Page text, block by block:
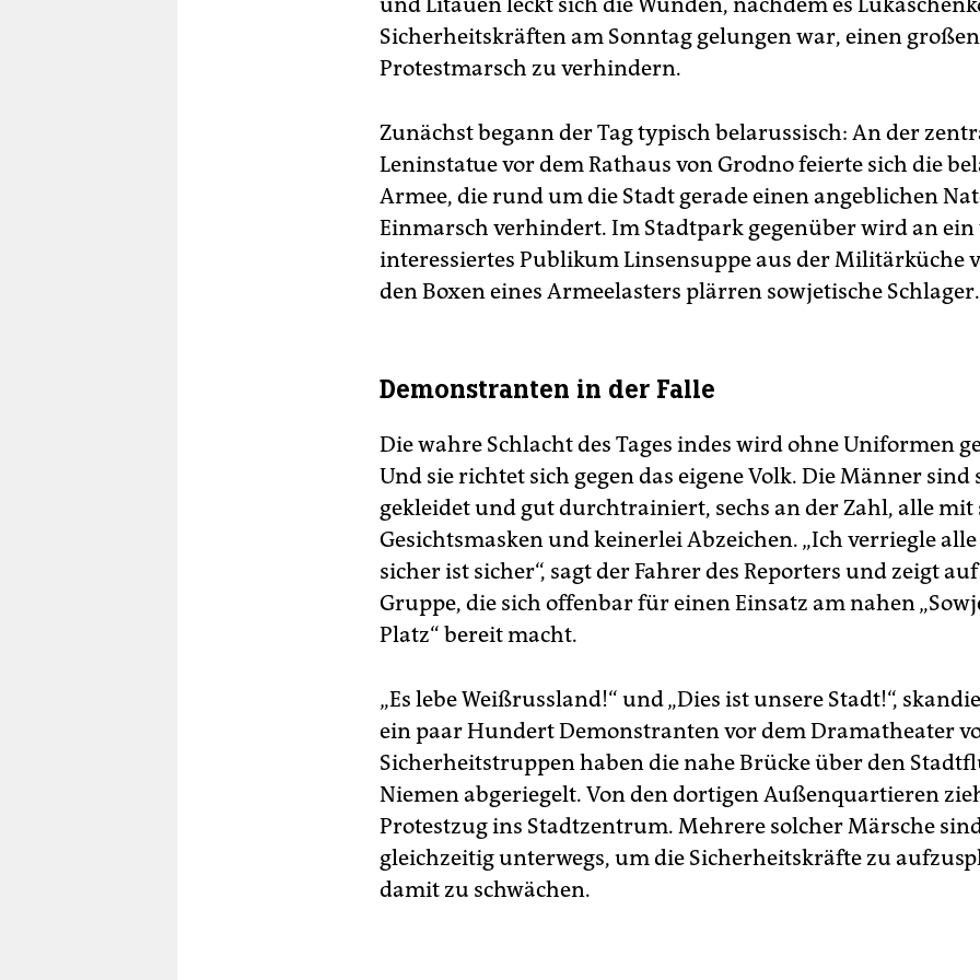
Sicherheitskräften am Sonntag gelungen war, einen großen
Protestmarsch zu verhindern.
Zunächst begann der Tag typisch belarussisch: An der
Leninstatue vor dem Rathaus von Grodno feierte sich die
Armee, die rund um die Stadt gerade einen angeblichen
Einmarsch verhindert. Im Stadtpark gegenüber wird an ein
interessiertes Publikum Linsensuppe aus der Militärküche
den Boxen eines Armeelasters plärren sowjetische Schlager.
Demonstranten in der Falle
Die wahre Schlacht des Tages indes wird ohne Uniformen
Und sie richtet sich gegen das eigene Volk. Die Männer sind
gekleidet und gut durchtrainiert, sechs an der Zahl, alle mit
Gesichtsmasken und keinerlei Abzeichen. „Ich verriegle
sicher ist sicher“, sagt der Fahrer des Reporters und zeigt
Gruppe, die sich offenbar für einen Einsatz am nahen
Platz“ bereit macht.
„Es lebe Weißrussland!“ und „Dies ist unsere Stadt!“,
ein paar Hundert Demonstranten vor dem Dramatheater
Sicherheitstruppen haben die nahe Brücke über den
Niemen abgeriegelt. Von den dortigen Außenquartieren
Protestzug ins Stadtzentrum. Mehrere solcher Märsche
gleichzeitig unterwegs, um die Sicherheitskräfte zu
damit zu schwächen.